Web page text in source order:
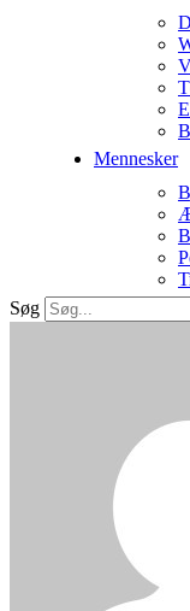
Mennesker
Søg